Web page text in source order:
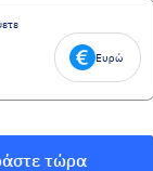
Ευρώ
τώρα